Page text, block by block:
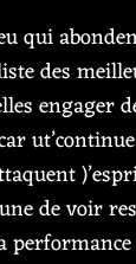
qui
des
engager
de voir